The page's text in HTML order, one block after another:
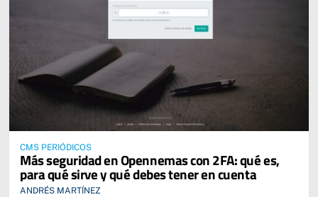
CMS PERIÓDICOS
Más seguridad en Opennemas con 2FA: qué es,
para qué sirve y qué debes tener en cuenta
ANDRÉS MARTÍNEZ